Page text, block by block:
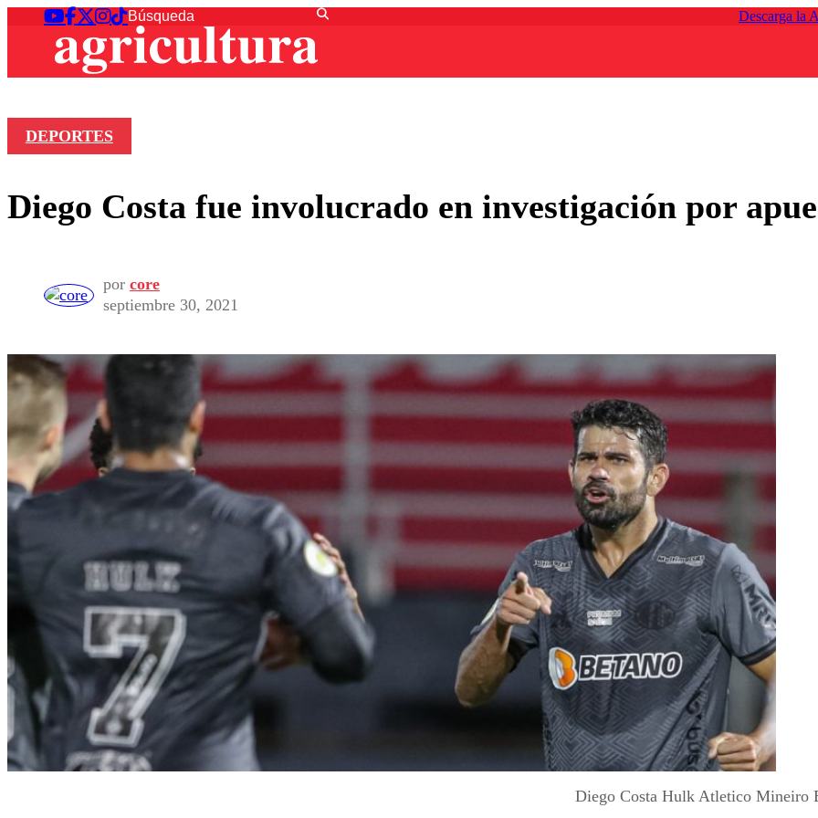
Descarga la
DEPORTES
Diego Costa fue involucrado en investigación por
por core
septiembre 30, 2021
Diego Costa Hulk Atletico Mineiro